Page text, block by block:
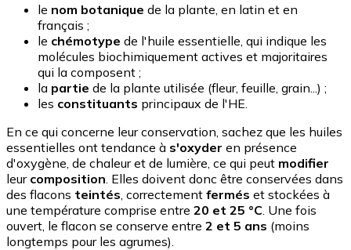
le nom botanique de la plante, en latin et en
français ;
le chémotype de l'huile essentielle, qui indique les
molécules biochimiquement actives et majoritaires
qui la composent ;
la partie de la plante utilisée (fleur, feuille, grain...) ;
les constituants principaux de l'HE.
En ce qui concerne leur conservation, sachez que les huiles
essentielles ont tendance à s'oxyder en présence
d'oxygène, de chaleur et de lumière, ce qui peut modifier
leur composition . Elles doivent donc être conservées dans
des flacons teintés , correctement fermés et stockées à
une température comprise entre 20 et 25 °C . Une fois
ouvert, le flacon se conserve entre 2 et 5 ans (moins
longtemps pour les agrumes).